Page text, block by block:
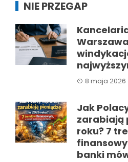
NIE PRZEGAP
8 maja 2026
Jak
zarabiają
roku? 7
banki